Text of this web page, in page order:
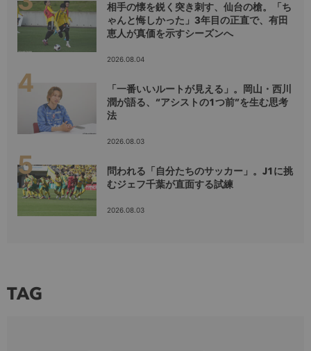
相手の懐を鋭く突き刺す、仙台の槍。「ち
ゃんと悔しかった」3年目の正直で、有田
恵人が真価を示すシーズンへ
2026.08.04
「一番いいルートが見える」。岡山・西川
潤が語る、“アシストの1つ前”を生む思考
法
2026.08.03
問われる「自分たちのサッカー」。J1に挑
むジェフ千葉が直面する試練
2026.08.03
TAG